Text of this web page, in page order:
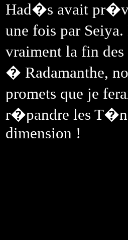
Had�s avait
une fois par
vraiment la fin
� Radamanthe,
promets que je
r�pandre les
dimension !